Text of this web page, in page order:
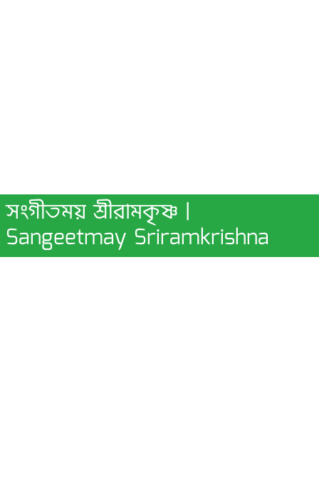
সংগীতময় শ্রীরামকৃষ্ণ |
Sangeetmay Sriramkrishna